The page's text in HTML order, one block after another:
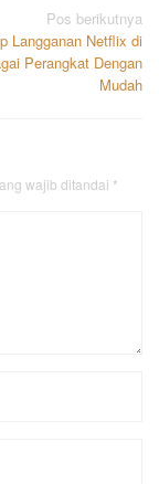
Pos berikutnya
Langganan Netflix di
Perangkat Dengan
Mudah
wajib ditandai *